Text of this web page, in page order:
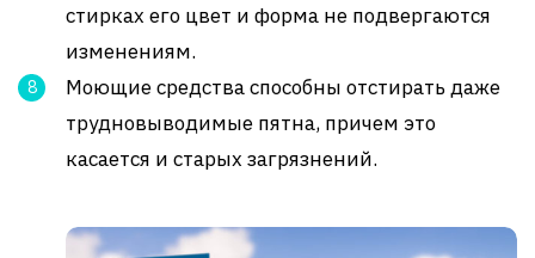
стирках его цвет и форма не подвергаются
изменениям.
Моющие средства способны отстирать даже
трудновыводимые пятна, причем это
касается и старых загрязнений.